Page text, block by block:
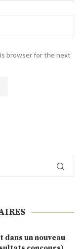
browser for the next
dans un nouveau